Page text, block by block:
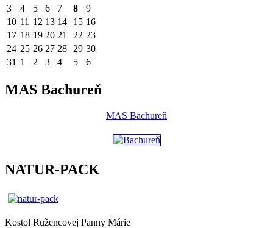
3
4 5 6 7 8
9
10 11 12 13 14 15 16
17 18 19 20 21 22 23
24 25 26 27 28 29 30
31 1 2 3 4 5 6
MAS Bachureň
MAS Bachureň
NATUR-PACK
Kostol Ružencovej Panny Márie